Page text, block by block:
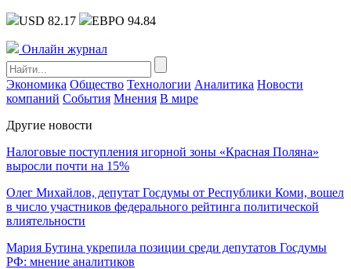
USD 82.17 ЕВРО 94.84
Онлайн журнал
Экономика Общество Технологии Аналитика Новости
компаний События Мнения В мире
Другие новости
Налоговые поступления игорной зоны «Красная Поляна»
выросли почти на 15%
Олег Михайлов, депутат Госдумы от Республики Коми, вошел
в число участников федерального рейтинга политической
влиятельности
Мария Бутина укрепила позиции среди депутатов Госдумы
РФ: мнение аналитиков